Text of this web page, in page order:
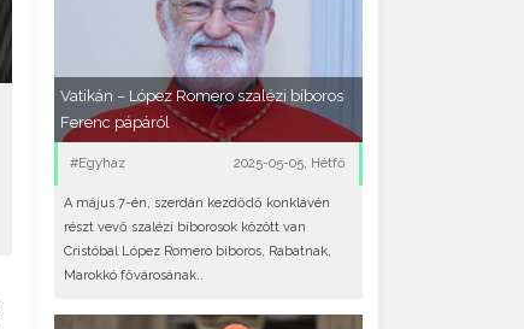
Vatikán – López Romero szalézi bíboros
Ferenc pápáról
#Egyház 2025-05-05, Hétfő
A május 7-én, szerdán kezdődő konklávén
részt vevő szalézi bíborosok között van
Cristóbal López Romero bíboros, Rabatnak,
Marokkó fővárosának..